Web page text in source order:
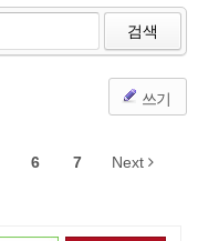
검색
쓰기
6 7 Next